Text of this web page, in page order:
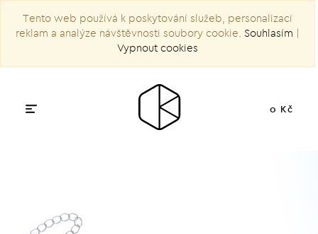
Tento web používá k poskytování služeb, personalizaci
reklam a analýze návštěvnosti soubory cookie. Souhlasím |
Vypnout cookies
0 Kč